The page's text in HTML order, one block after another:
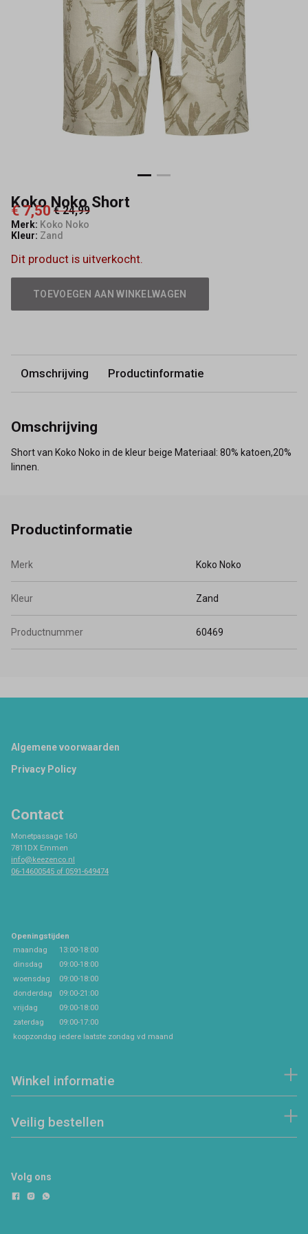
Koko Noko Short
€ 7,50 € 24,99
Merk: Koko Noko
Kleur: Zand
Dit product is uitverkocht.
TOEVOEGEN AAN WINKELWAGEN
Omschrijving Productinformatie
Omschrijving
Short van Koko Noko in de kleur beige Materiaal: 80% katoen,20%
linnen.
Productinformatie
Merk Koko Noko
Kleur Zand
Productnummer 60469
Footer
Algemene voorwaarden
Privacy Policy
Contact
Monetpassage 160
7811DX Emmen
info@keezenco.nl
06-14600545 of 0591-649474
Openingstijden
maandag
13:00-18:00
dinsdag
09:00-18:00
woensdag
09:00-18:00
donderdag
09:00-21:00
vrijdag
09:00-18:00
zaterdag
09:00-17:00
koopzondag iedere laatste zondag vd maand
Winkel informatie
Veilig bestellen
Volg ons